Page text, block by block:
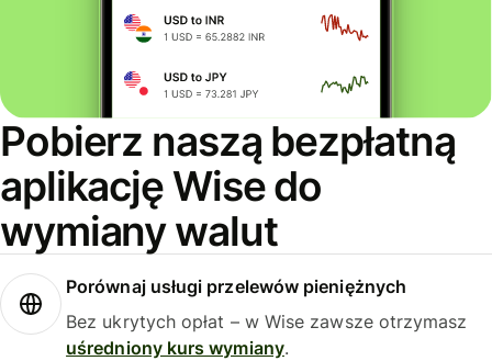
Pobierz naszą bezpłatną
aplikację Wise do
wymiany walut
Porównaj usługi przelewów pieniężnych
Bez ukrytych opłat – w Wise zawsze otrzymasz
uśredniony kurs wymiany.